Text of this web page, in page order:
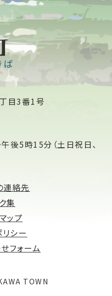
目3番1号
後5時15分（土日祝日、
連絡先
集
ップ
リシー
フォーム
TOWN